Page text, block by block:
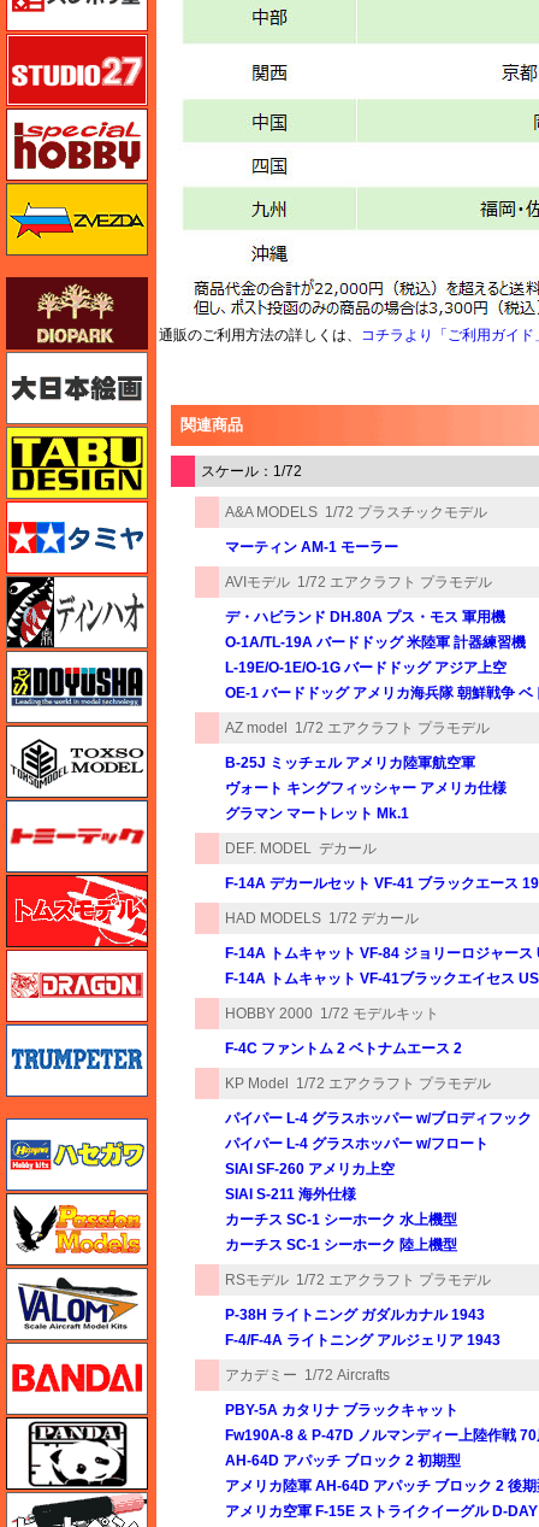
通販のご利用方法の詳しくは、 コチラより「ご利用ガイド
関連商品
スケール：1/72
A&A MODELS 1/72 プラスチックモデル
マーティン AM-1 モーラー
AVIモデル 1/72 エアクラフト プラモデル
デ・ハビランド DH.80A プス・モス 軍用機
O-1A/TL-19A バードドッグ 米陸軍 計器練習機
L-19E/O-1E/O-1G バードドッグ アジア上空
OE-1 バードドッグ アメリカ海兵隊 朝鮮戦争 ベ
AZ model 1/72 エアクラフト プラモデル
B-25J ミッチェル アメリカ陸軍航空軍
ヴォート キングフィッシャー アメリカ仕様
グラマン マートレット Mk.1
DEF. MODEL デカール
F-14A デカールセット VF-41 ブラックエース
HAD MODELS 1/72 デカール
F-14A トムキャット VF-84 ジョリーロジャー
F-14A トムキャット VF-41ブラックエイセス
HOBBY 2000 1/72 モデルキット
F-4C ファントム 2 ベトナムエース 2
KP Model 1/72 エアクラフト プラモデル
パイパー L-4 グラスホッパー w/ブロディフック
パイパー L-4 グラスホッパー w/フロート
SIAI SF-260 アメリカ上空
SIAI S-211 海外仕様
カーチス SC-1 シーホーク 水上機型
カーチス SC-1 シーホーク 陸上機型
RSモデル 1/72 エアクラフト プラモデル
P-38H ライトニング ガダルカナル 1943
F-4/F-4A ライトニング アルジェリア 1943
アカデミー 1/72 Aircrafts
PBY-5A カタリナ ブラックキャット
Fw190A-8 & P-47D ノルマンディー上陸作戦
AH-64D アパッチ ブロック 2 初期型
アメリカ陸軍 AH-64D アパッチ ブロック 2 後
アメリカ空軍 F-15E ストライクイーグル D-
スタジオ27・タブデザイン
スペシャルホビー
ダイオパーク（diopark）
タブデザイン・スタジオ27
ディン・ハオ
トキソモデル（toxso_model）
トミーテック
トムスモデル
トランペッター
バロムモデル
パンダホビー
ヒートペン（十和田技研・ブレインファクトリー）